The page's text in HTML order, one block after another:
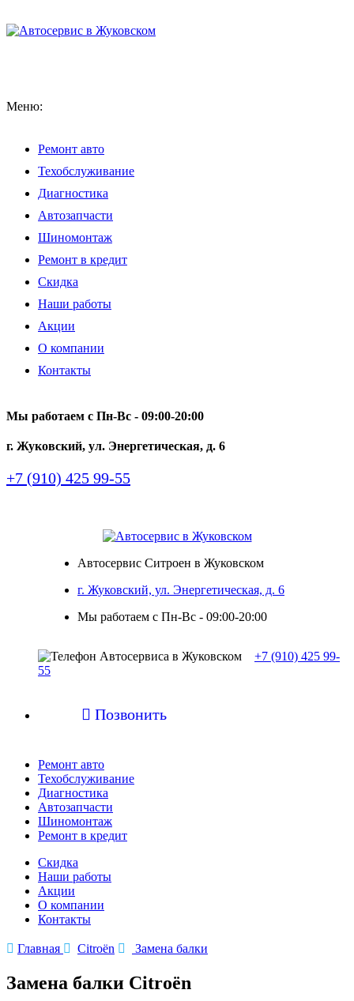
Меню:
Ремонт авто
Техобслуживание
Диагностика
Автозапчасти
Шиномонтаж
Ремонт в кредит
Скидка
Наши работы
Акции
О компании
Контакты
Мы работаем с Пн-Вc - 09:00-20:00
г. Жуковский, ул. Энергетическая, д. 6
+7 (910) 425 99-55
Автосервис Ситроен в Жуковском
г. Жуковский, ул. Энергетическая, д. 6
Мы работаем с Пн-Вc - 09:00-20:00
+7 (910) 425 99-
55
 Позвонить
Ремонт авто
Техобслуживание
Диагностика
Автозапчасти
Шиномонтаж
Ремонт в кредит
Скидка
Наши работы
Акции
О компании
Контакты
 Главная  Citroën  Замена балки
Замена балки Citroën